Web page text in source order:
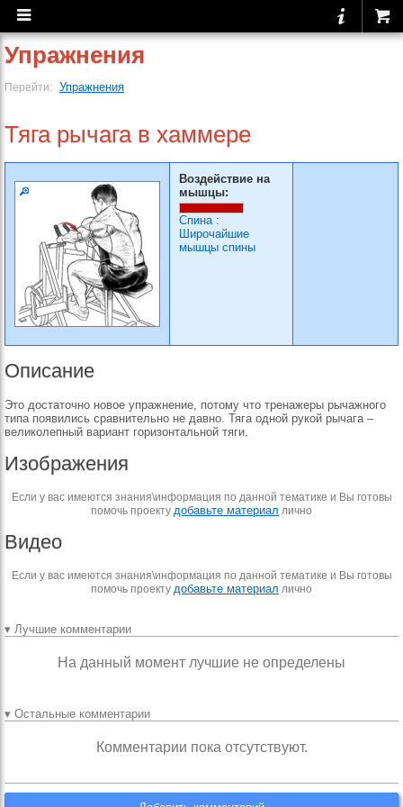
Упражнения
Перейти: Упражнения
Тяга рычага в хаммере
Воздействие на
мышцы:
Спина:
Широчайшие
мышцы спины
Описание
Это достаточно новое упражнение, потому что тренажеры рычажного
типа появились сравнительно не давно. Тяга одной рукой рычага –
великолепный вариант горизонтальной тяги.
Изображения
Если у вас имеются знания\информация по данной тематике и Вы готовы
помочь проекту добавьте материал лично
Видео
Если у вас имеются знания\информация по данной тематике и Вы готовы
помочь проекту добавьте материал лично
▾ Лучшие комментарии
На данный момент лучшие не определены
▾ Остальные комментарии
Комментарии пока отсутствуют.